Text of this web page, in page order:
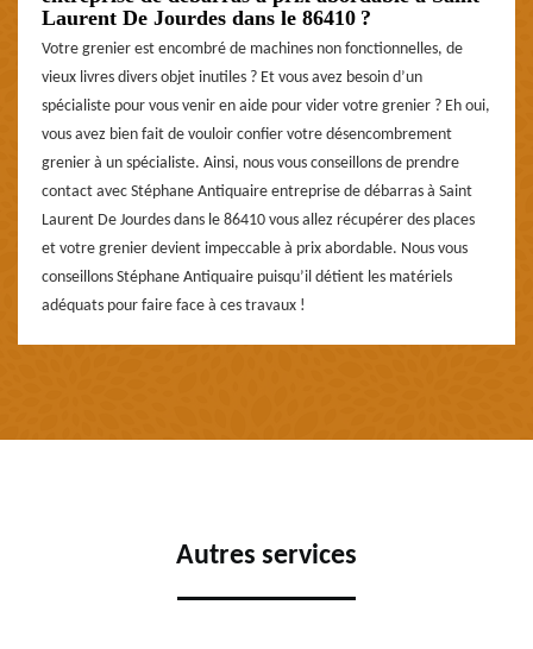
Laurent De Jourdes dans le 86410 ?
Votre grenier est encombré de machines non fonctionnelles, de
vieux livres divers objet inutiles ? Et vous avez besoin d’un
spécialiste pour vous venir en aide pour vider votre grenier ? Eh oui,
vous avez bien fait de vouloir confier votre désencombrement
grenier à un spécialiste. Ainsi, nous vous conseillons de prendre
contact avec Stéphane Antiquaire entreprise de débarras à Saint
Laurent De Jourdes dans le 86410 vous allez récupérer des places
et votre grenier devient impeccable à prix abordable. Nous vous
conseillons Stéphane Antiquaire puisqu’il détient les matériels
adéquats pour faire face à ces travaux !
Autres services